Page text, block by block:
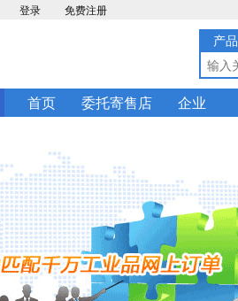
登录 免费注册
产品
首页 委托寄售店 企业